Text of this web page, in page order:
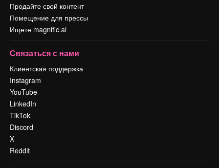
Продайте свой контент
Помещение для прессы
Ищете magnific.ai
Связаться с нами
Клиентская поддержка
Instagram
YouTube
LinkedIn
TikTok
Discord
X
Reddit